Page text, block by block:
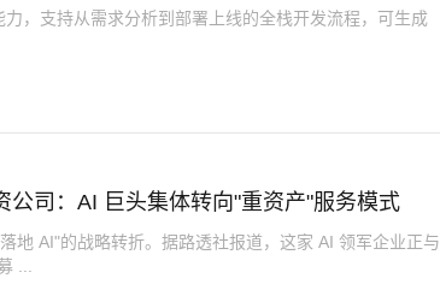
，支持从需求分析到部署上线的全栈开发流程，可生成
公司：AI 巨头集体转向"重资产"服务模式
地 AI"的战略转折。据路透社报道，这家 AI 领军企业正与
...